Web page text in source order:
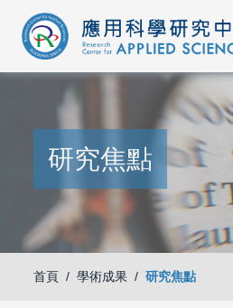
研究焦點
首頁 學術成果 研究焦點